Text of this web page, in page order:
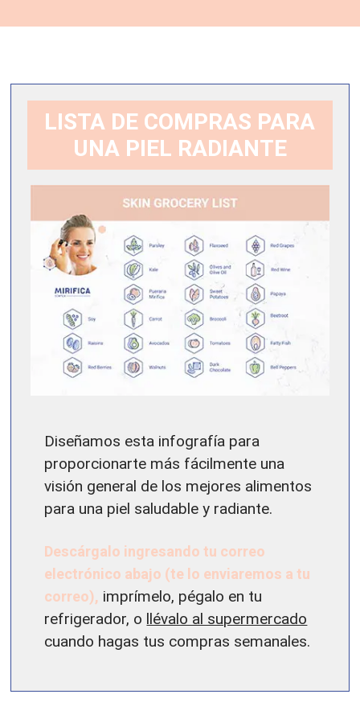
LISTA DE COMPRAS PARA
UNA PIEL RADIANTE
Diseñamos esta infografía para
proporcionarte más fácilmente una
visión general de los mejores alimentos
para una piel saludable y radiante.
Descárgalo ingresando tu correo
electrónico abajo (te lo enviaremos a tu
correo), imprímelo, pégalo en tu
refrigerador, o llévalo al supermercado
cuando hagas tus compras semanales.